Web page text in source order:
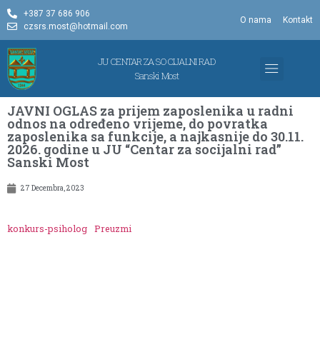
+387 37 686 906
czsrs.most@hotmail.com
O nama Kontakt
JU CENTAR ZA SOCIJALNI RAD
Sanski Most
JAVNI OGLAS za prijem zaposlenika u radni
odnos na određeno vrijeme, do povratka
zaposlenika sa funkcije, a najkasnije do 30.11.
2026. godine u JU “Centar za socijalni rad”
Sanski Most
27 Decembra, 2023
konkurs-psiholog Preuzmi